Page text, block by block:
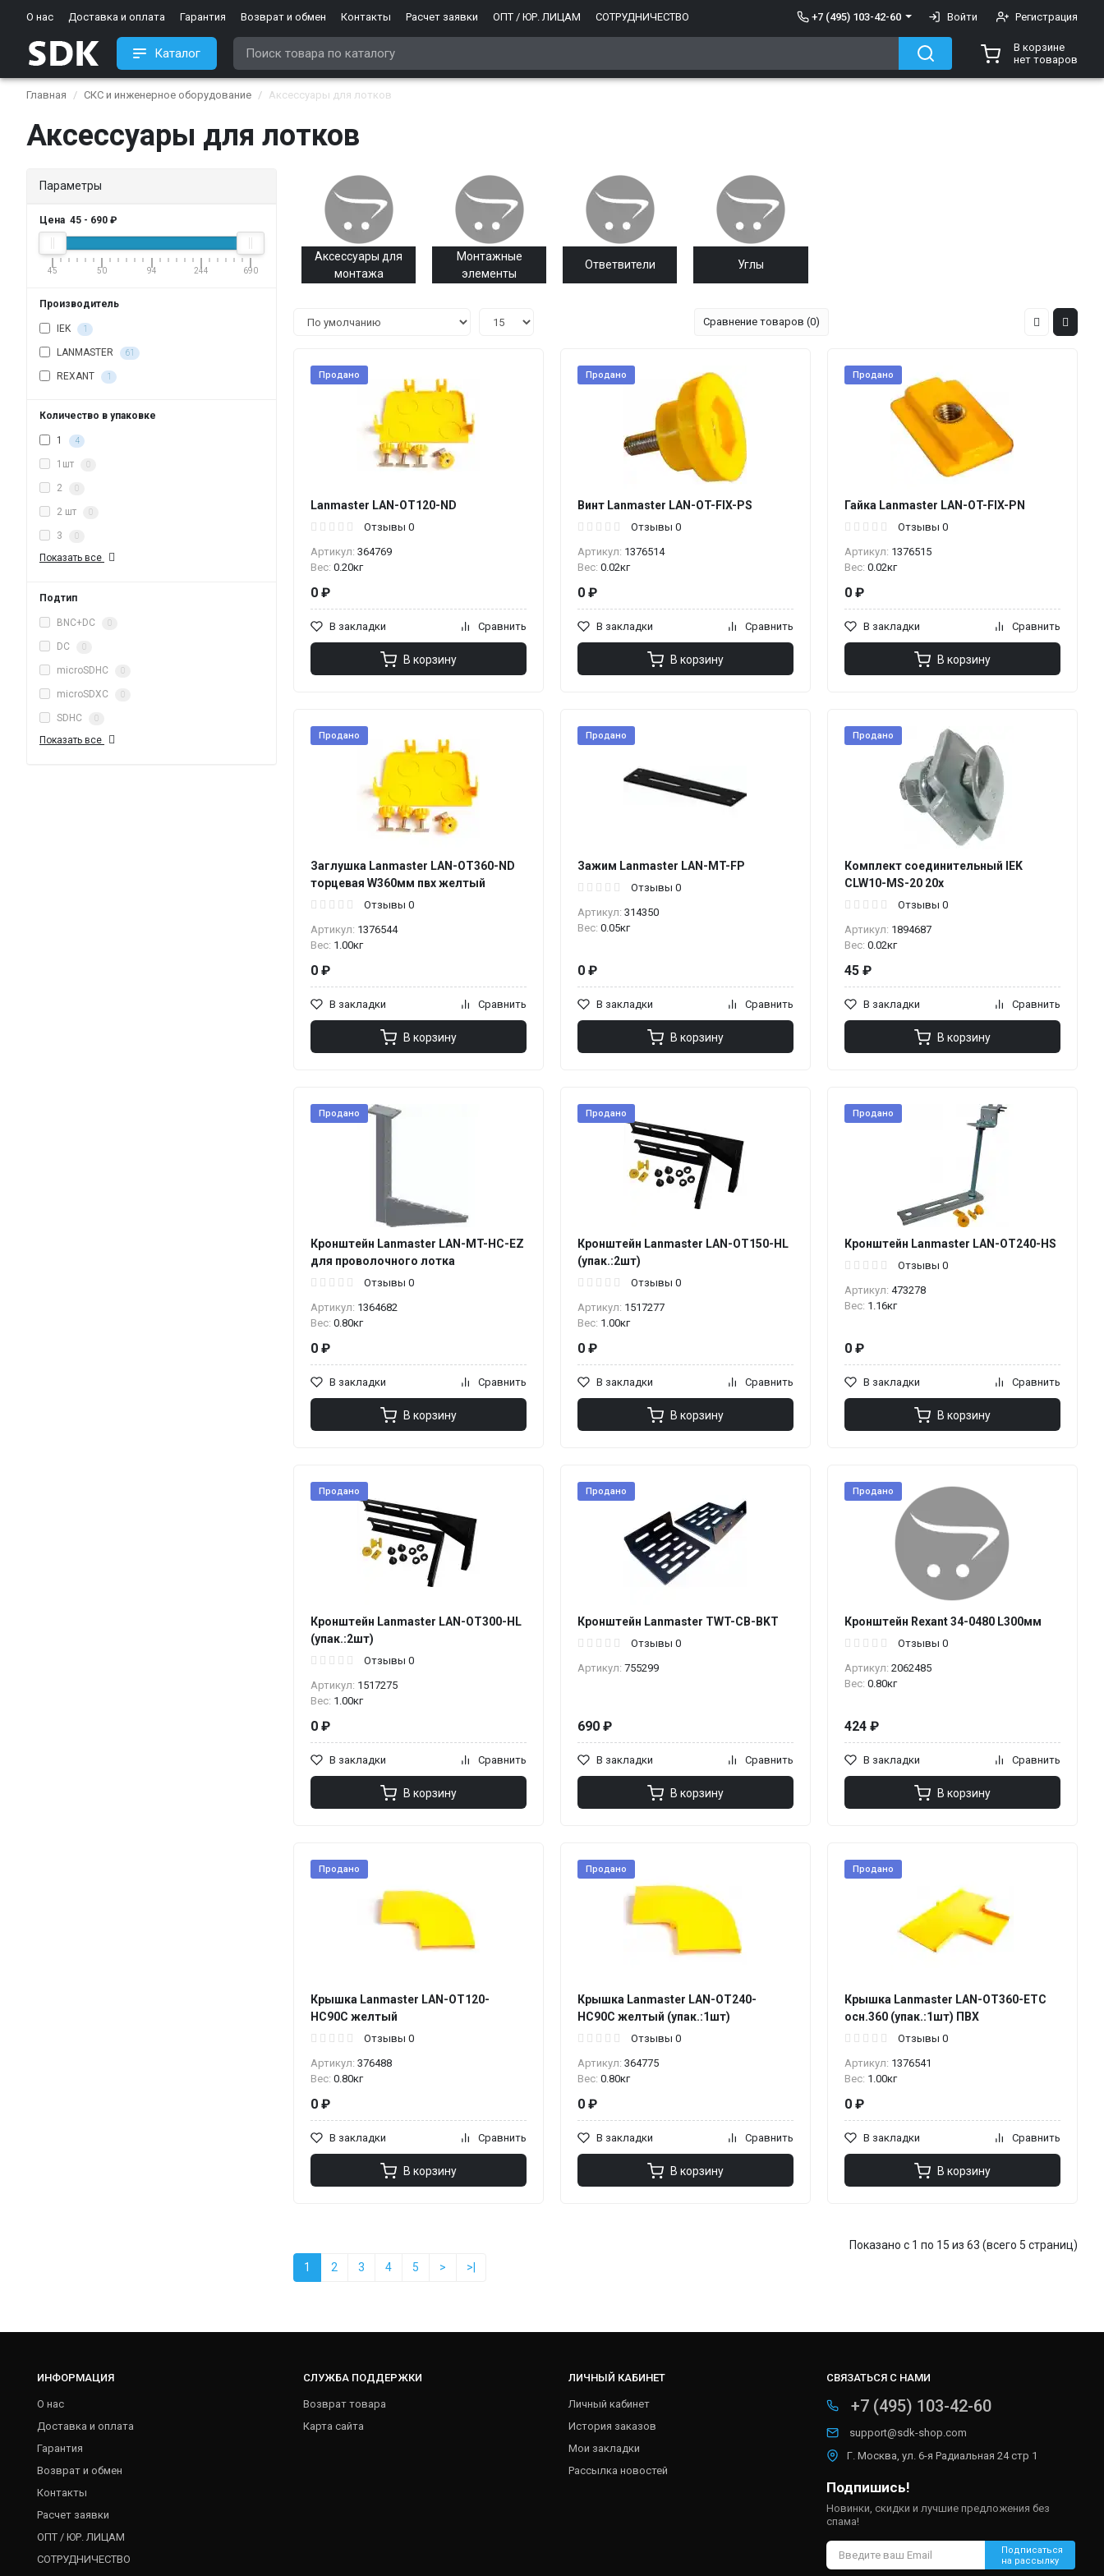
О нас Доставка и оплата Гарантия Возврат и обмен Контакты Расчет заявки ОПТ / ЮР. ЛИЦАМ СОТРУДНИЧЕСТВО +7 (495) 103-42-60 Войти Регистрация
Каталог
В корзине
нет товаров
Главная СКС и инженерное оборудование Аксессуары для лотков
Аксессуары для лотков
Параметры
Цена 45 - 690 ₽
45 50 94 244 690
Производитель
IEK 1
LANMASTER 61
REXANT 1
Количество в упаковке
1 4
1шт 0
2 0
2 шт 0
3 0
Показать все
Подтип
BNC+DC 0
DC 0
microSDHC 0
microSDXC 0
SDHC 0
Показать все
Аксессуары для
монтажа
Монтажные
элементы
Ответвители Углы
Сравнение товаров (0)
Продано
Lanmaster LAN-OT120-ND
Отзывы 0
Артикул: 364769
Вес: 0.20кг
0 ₽
В закладки Сравнить
В корзину
Продано
Винт Lanmaster LAN-OT-FIX-PS
Отзывы 0
Артикул: 1376514
Вес: 0.02кг
0 ₽
В закладки Сравнить
В корзину
Продано
Гайка Lanmaster LAN-OT-FIX-PN
Отзывы 0
Артикул: 1376515
Вес: 0.02кг
0 ₽
В закладки Сравнить
В корзину
Продано
Заглушка Lanmaster LAN-OT360-ND
торцевая W360мм пвх желтый
Отзывы 0
Артикул: 1376544
Вес: 1.00кг
0 ₽
В закладки Сравнить
В корзину
Продано
Зажим Lanmaster LAN-MT-FP
Отзывы 0
Артикул: 314350
Вес: 0.05кг
0 ₽
В закладки Сравнить
В корзину
Продано
Комплект соединительный IEK
CLW10-MS-20 20x
Отзывы 0
Артикул: 1894687
Вес: 0.02кг
45 ₽
В закладки Сравнить
В корзину
Продано
Кронштейн Lanmaster LAN-MT-HC-EZ
для проволочного лотка
Отзывы 0
Артикул: 1364682
Вес: 0.80кг
0 ₽
В закладки Сравнить
В корзину
Продано
Кронштейн Lanmaster LAN-OT150-HL
(упак.:2шт)
Отзывы 0
Артикул: 1517277
Вес: 1.00кг
0 ₽
В закладки Сравнить
В корзину
Продано
Кронштейн Lanmaster LAN-OT240-HS
Отзывы 0
Артикул: 473278
Вес: 1.16кг
0 ₽
В закладки Сравнить
В корзину
Продано
Кронштейн Lanmaster LAN-OT300-HL
(упак.:2шт)
Отзывы 0
Артикул: 1517275
Вес: 1.00кг
0 ₽
В закладки Сравнить
В корзину
Продано
Кронштейн Lanmaster TWT-CB-BKT
Отзывы 0
Артикул: 755299
690 ₽
В закладки Сравнить
В корзину
Продано
Кронштейн Rexant 34-0480 L300мм
Отзывы 0
Артикул: 2062485
Вес: 0.80кг
424 ₽
В закладки Сравнить
В корзину
Продано
Крышка Lanmaster LAN-OT120-
HC90C желтый
Отзывы 0
Артикул: 376488
Вес: 0.80кг
0 ₽
В закладки Сравнить
В корзину
Продано
Крышка Lanmaster LAN-OT240-
HC90C желтый (упак.:1шт)
Отзывы 0
Артикул: 364775
Вес: 0.80кг
0 ₽
В закладки Сравнить
В корзину
Продано
Крышка Lanmaster LAN-OT360-ETC
осн.360 (упак.:1шт) ПВХ
Отзывы 0
Артикул: 1376541
Вес: 1.00кг
0 ₽
В закладки Сравнить
В корзину
1 2 3 4 5 > >|
Показано с 1 по 15 из 63 (всего 5 страниц)
ИНФОРМАЦИЯ
О нас
Доставка и оплата
Гарантия
Возврат и обмен
Контакты
Расчет заявки
ОПТ / ЮР. ЛИЦАМ
СОТРУДНИЧЕСТВО
СЛУЖБА ПОДДЕРЖКИ
Возврат товара
Карта сайта
ЛИЧНЫЙ КАБИНЕТ
Личный кабинет
История заказов
Мои закладки
Рассылка новостей
СВЯЗАТЬСЯ С НАМИ
+7 (495) 103-42-60
support@sdk-shop.com
Г. Москва, ул. 6-я Радиальная 24 стр 1
Подпишись!
Новинки, скидки и лучшие предложения без
спама!